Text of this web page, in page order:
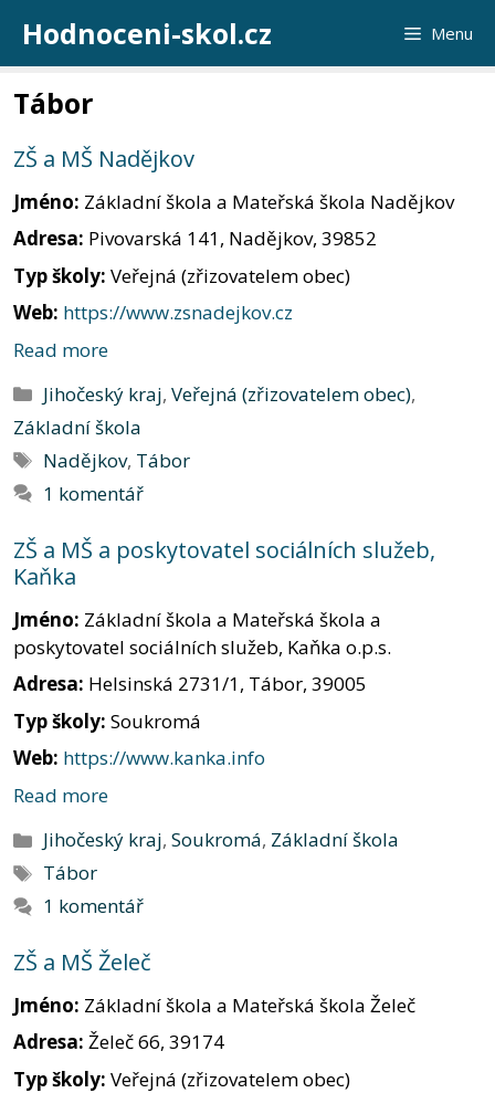
obsah
Hodnoceni-skol.cz Menu
Tábor
ZŠ a MŠ Nadějkov
Jméno: Základní škola a Mateřská škola Nadějkov
Adresa: Pivovarská 141, Nadějkov, 39852
Typ školy: Veřejná (zřizovatelem obec)
Web: https://www.zsnadejkov.cz
Read more
Rubriky
Jihočeský kraj,Veřejná (zřizovatelem obec),
Základní škola
Štítky
Nadějkov, Tábor
1 komentář
ZŠ a MŠ a poskytovatel sociálních služeb,
Kaňka
Jméno: Základní škola a Mateřská škola a
poskytovatel sociálních služeb, Kaňka o.p.s.
Adresa: Helsinská 2731/1, Tábor, 39005
Typ školy: Soukromá
Web: https://www.kanka.info
Read more
Rubriky
Jihočeský kraj,Soukromá, Základní škola
Štítky
Tábor
1 komentář
ZŠ a MŠ Želeč
Jméno: Základní škola a Mateřská škola Želeč
Adresa: Želeč 66, 39174
Typ školy: Veřejná (zřizovatelem obec)